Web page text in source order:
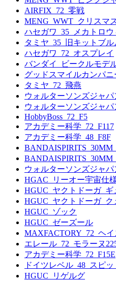
AIRFIX_72_零戦
MENG_WWT_クリスマ
ハセガワ_35_メカトロ
タミヤ_35_旧キットブル
ハセガワ_72_オスプレイ
バンダイ_ビークルモデ
グッドスマイルカンパニ
タミヤ_72_飛燕
ウォルターソンズジャパ
ウォルターソンズジャパ
HobbyBoss_72_F5
アカデミー科学_72_F117
アカデミー科学_48_F8F
ウォルターソンズジャ
HGAC_リーオー宇宙仕
HGUC_ヤクトドーガ_ギ
HGUC_ヤクトドーガ_ク
HGUC_ゾック
HGUC_ゼーズール
MAXFACTORY_72_ヘ
エレール_72_モラーヌ
アカデミー科学_72_F15E
ドイツレベル_48_スピ
HGUC_リゲルグ